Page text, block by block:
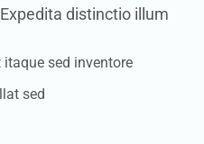
distinctio illum
sed inventore
sed